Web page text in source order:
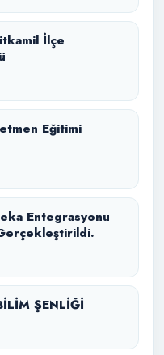
İlçe
Eğitimi
Entegrasyonu
ŞENLİĞİ